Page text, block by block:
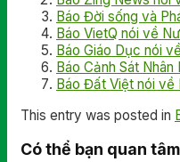
Báo Đời sống và
Báo VietQ nói về
Báo Giáo Dục nói
Báo Cảnh Sát
Báo Đất Việt nói về
This entry was posted in
Có thể bạn quan tâm